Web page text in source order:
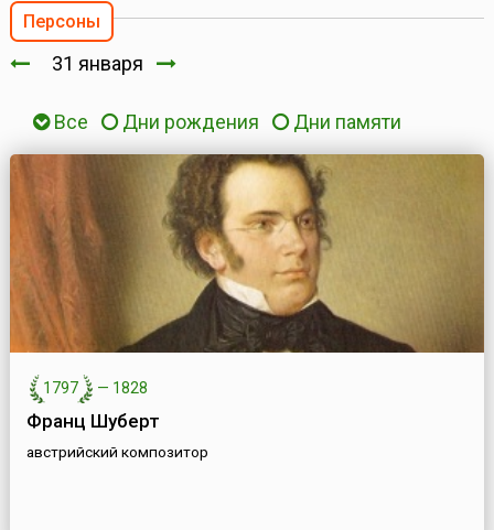
Персоны
31 января
Все Дни рождения Дни памяти
1797 — 1828
Франц Шуберт
австрийский композитор